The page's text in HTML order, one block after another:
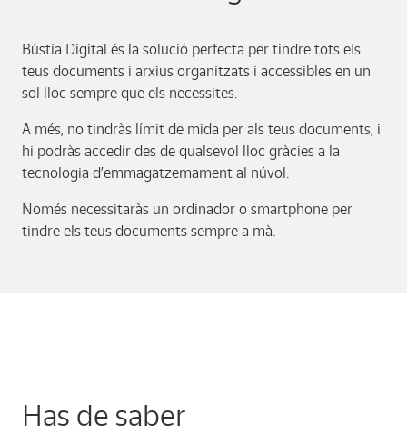
Bústia Digital és la solució perfecta per tindre tots els
teus documents i arxius organitzats i accessibles en un
sol lloc sempre que els necessites.
A més, no tindràs límit de mida per als teus documents, i
hi podràs accedir des de qualsevol lloc gràcies a la
tecnologia d’emmagatzemament al núvol.
Només necessitaràs un ordinador o smartphone per
tindre els teus documents sempre a mà.
Has de saber